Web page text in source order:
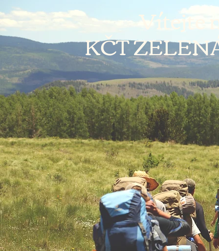
Vítejte
KČT